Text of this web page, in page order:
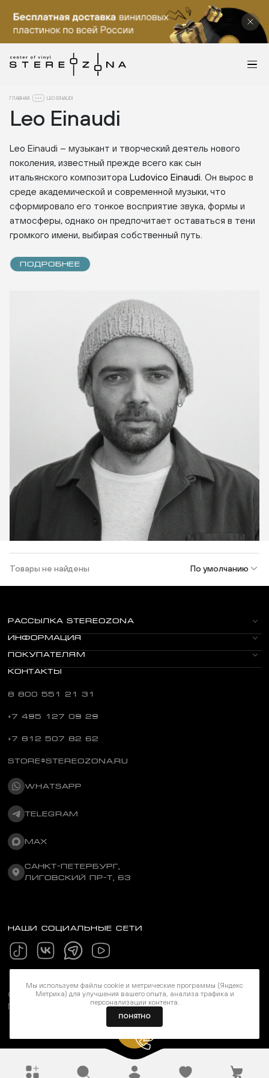
ГЛАВНАЯ LEO EINAUDI
Leo Einaudi
Leo Einaudi – музыкант и творческий деятель нового
поколения, известный прежде всего как сын
итальянского композитора Ludovico Einaudi . Он вырос в
среде академической и современной музыки, что
сформировало его тонкое восприятие звука, формы и
атмосферы, однако он предпочитает оставаться в тени
громкого имени, выбирая собственный путь.
ПОДРОБНЕЕ
Товары не найдены По умолчанию
РАССЫЛКА STEREOZONA
ИНФОРМАЦИЯ
ПОКУПАТЕЛЯМ
КОНТАКТЫ
8 800 551 21 31
+7 495 127 09 29
+7 812 507 82 62
STORE@STEREOZONA.RU
WHATSAPP
TELEGRAM
MAX
САНКТ-ПЕТЕРБУРГ,
ЛИГОВСКИЙ ПР-Т, 63
НАШИ СОЦИАЛЬНЫЕ СЕТИ
©Stereozona 2026. Все права защищены
Политика конфиденциальности
Мы используем файлы cookie и метрические программы (Яндекс
Метрика) для улучшения вашего опыта, анализа трафика и
персонализации контента.
ПОНЯТНО